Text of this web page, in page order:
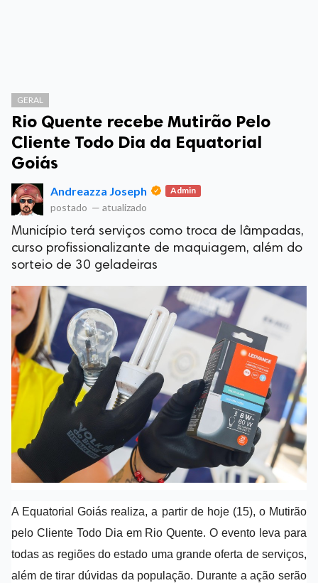
GERAL
Rio Quente recebe Mutirão Pelo
Cliente Todo Dia da Equatorial
Goiás
Andreazza Joseph Admin
postado — atualizado
Município terá serviços como troca de lâmpadas,
curso profissionalizante de maquiagem, além do
sorteio de 30 geladeiras
A Equatorial Goiás realiza, a partir de hoje (15), o Mutirão
pelo Cliente Todo Dia em Rio Quente. O evento leva para
todas as regiões do estado uma grande oferta de serviços,
além de tirar dúvidas da população. Durante a ação serão